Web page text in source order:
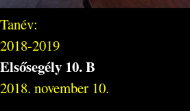
Tanév:
2018-2019
Elsősegély 10. B
2018. november 10.